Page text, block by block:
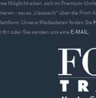
Möglichkeiten, sich im Premium-
- sei es „klassisch“ über die Print-
Unsere Mediadaten finden Sie
oder Sie senden uns eine E-MAIL.